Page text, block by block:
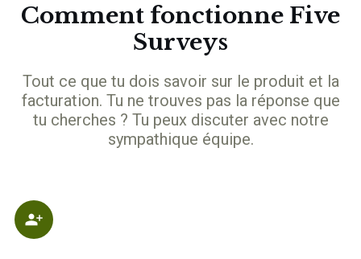
Comment fonctionne Five
Surveys
Tout ce que tu dois savoir sur le produit et la
facturation. Tu ne trouves pas la réponse que
tu cherches ? Tu peux discuter avec notre
sympathique équipe.